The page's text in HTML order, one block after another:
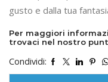
gusto e dalla tua
Per maggiori
trovaci nel nostro
Condividi: